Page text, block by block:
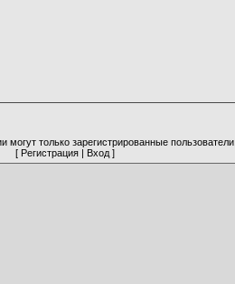
могут только зарегистрированные пользователи.
[ Регистрация | Вход ]